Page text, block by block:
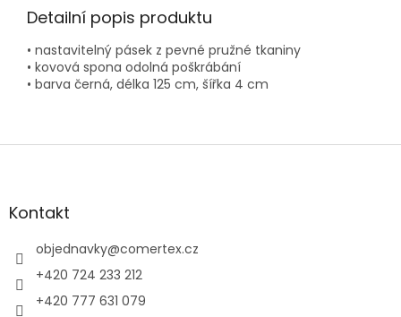
Detailní popis produktu
• nastavitelný pásek z pevné pružné tkaniny
• kovová spona odolná poškrábání
• barva černá, délka 125 cm, šířka 4 cm
Z
aKontakt
objednavky@comertex.cz
+420 724 233 212
+420 777 631 079